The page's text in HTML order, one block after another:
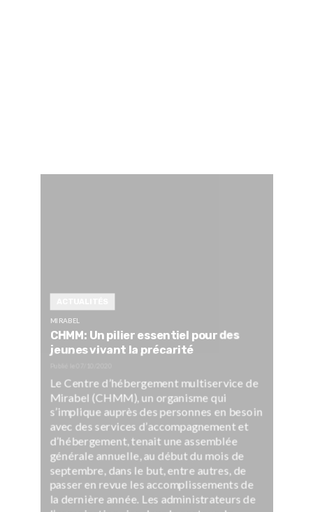
MIRABEL
CHMM: Un pilier essentiel pour des
jeunes vivant la précarité
Le Centre d’hébergement multiservice de
Mirabel (CHMM), un organisme qui
s’implique auprès des personnes en besoin
avec des services d’accompagnement et
d’hébergement, tenait une assemblée
générale annuelle, au début du mois de
septembre, dans le but, entre autres, de
passer en revue les accomplissements de
la dernière année. Les administrateurs de